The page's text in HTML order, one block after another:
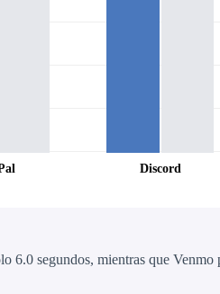
Discord
6.0 segundos, mientras que